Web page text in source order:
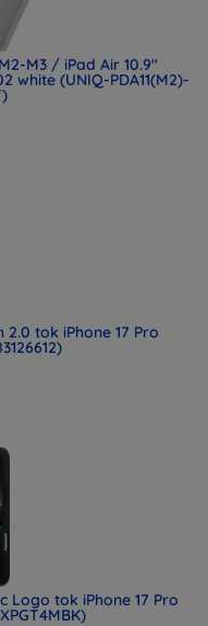
M3 / iPad Air 10.9"
white (UNIQ-PDA11(M2)-
tok iPhone 17 Pro
Logo tok iPhone 17 Pro